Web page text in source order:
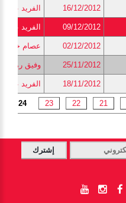
16/12/2012 الفريد عزيز
09/12/2012 الفريد عزيز
02/12/2012 عصام خليل
25/11/2012 وفيق رمزى
18/11/2012 الفريد عزيز
21
22
23
24